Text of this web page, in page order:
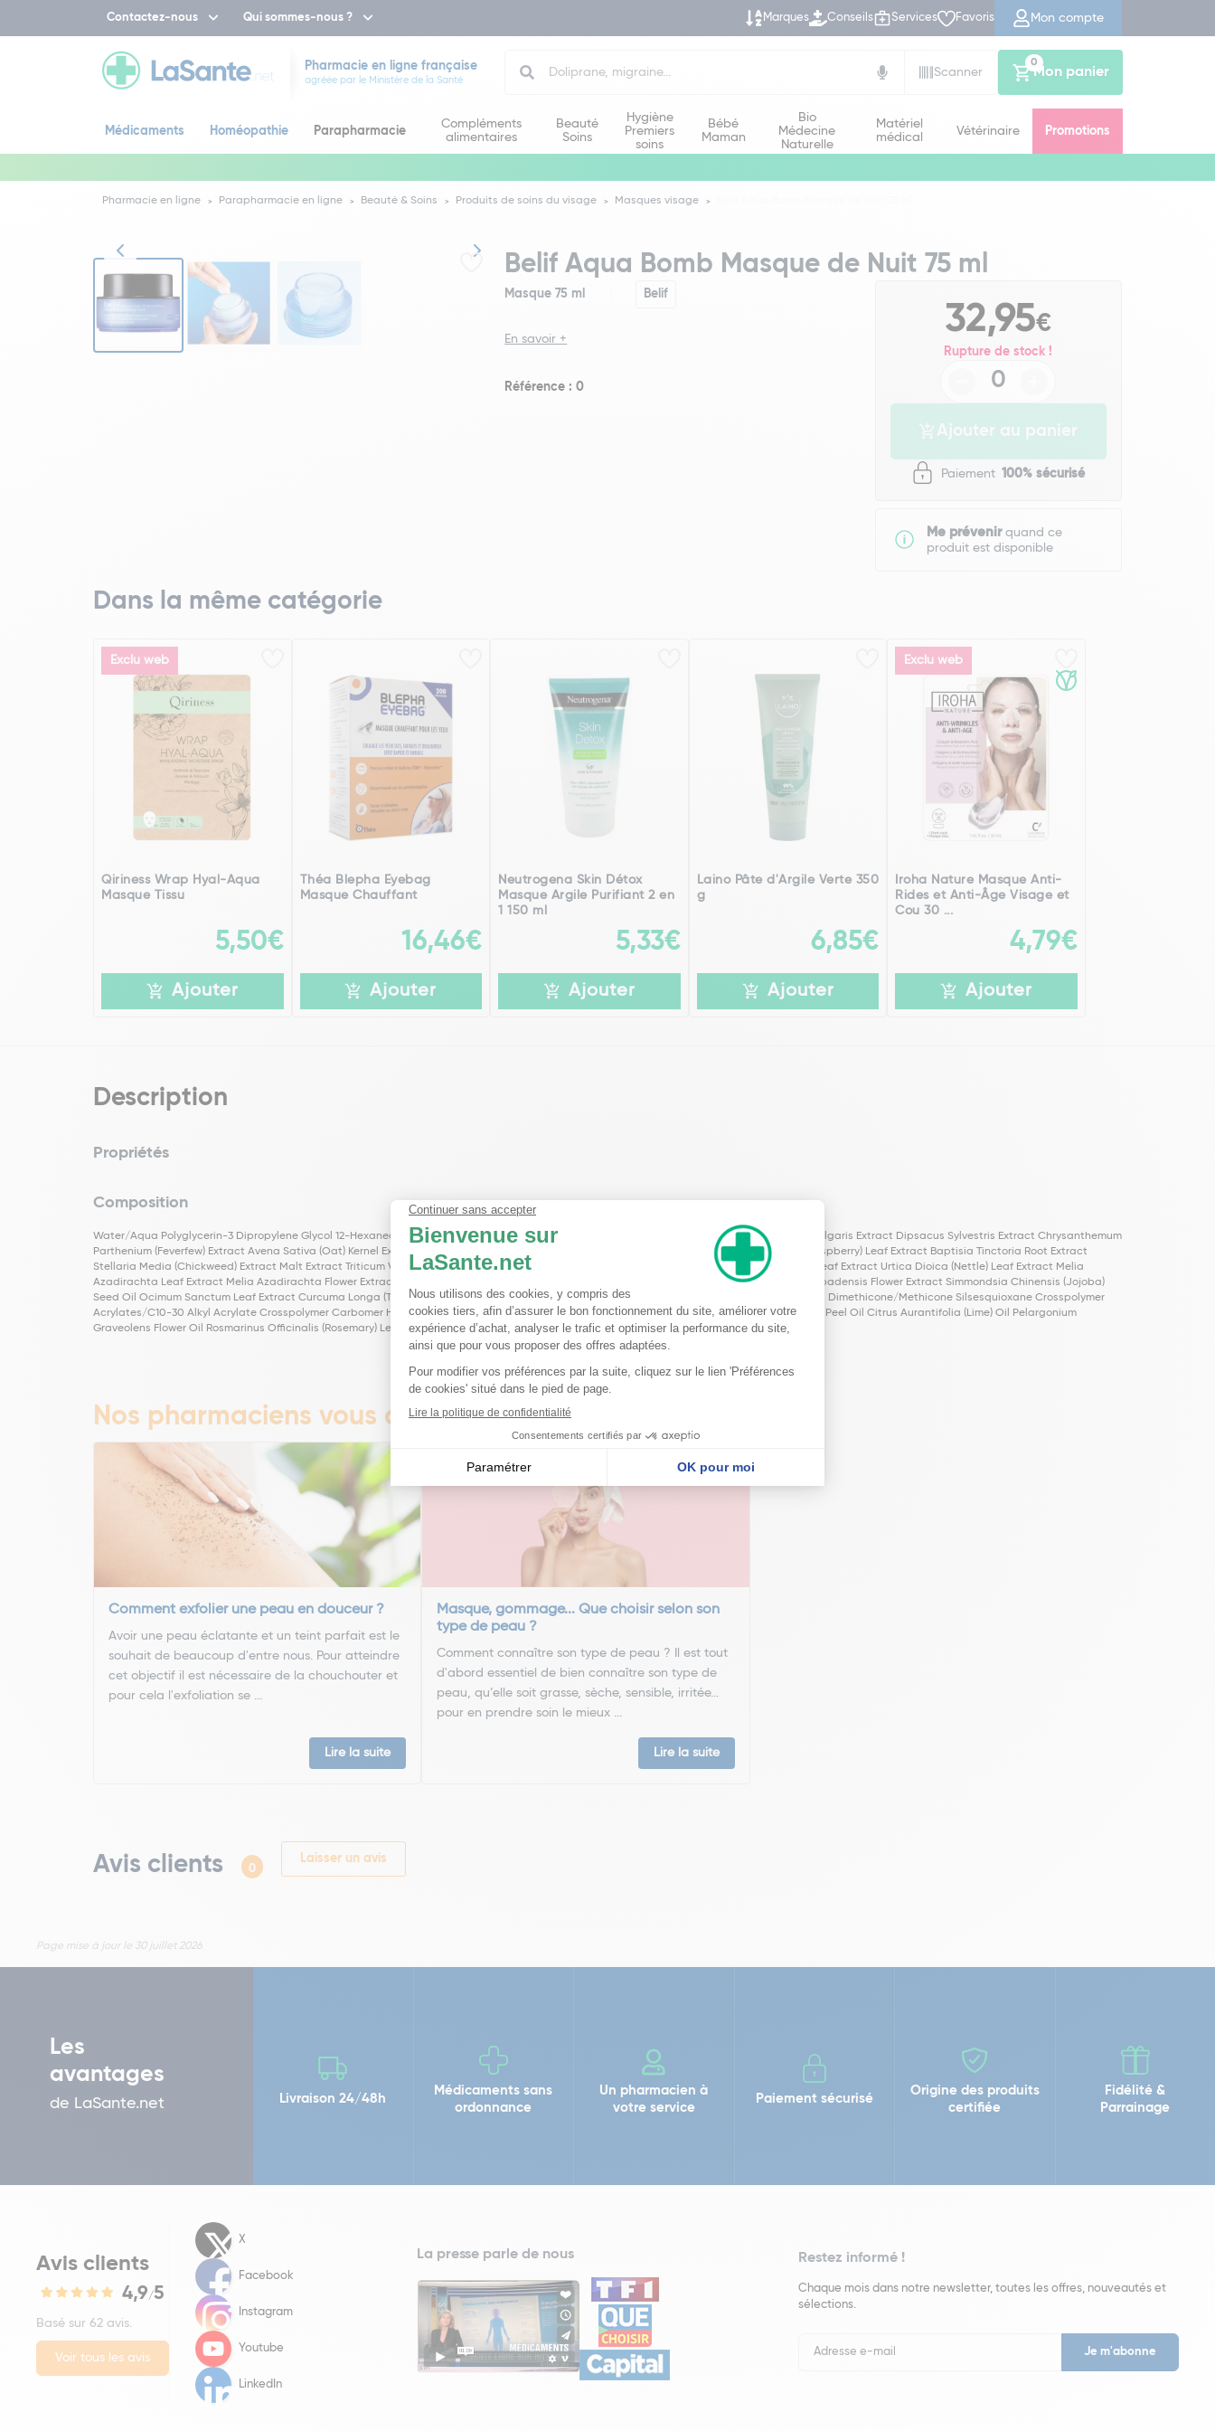
Contactez-nous Qui sommes-nous ? Marques Conseils Services Favoris Mon compte
Pharmacie en ligne française
agréée par le Ministère de la Santé
Scanner
Mon panier
0
Médicaments Homéopathie Parapharmacie
Compléments
alimentaires
Beauté
Soins
Hygiène
Premiers
soins
Bébé
Maman
Bio
Médecine
Naturelle
Matériel
médical
Vétérinaire Promotions
Pharmacie en ligne Parapharmacie en ligne Beauté & Soins Produits de soins du visage Masques visage
Belif Aqua Bomb Masque de Nuit 75 ml
Masque 75 ml Belif
En savoir +
Référence : 0
32,95€
Rupture de stock !
Ajouter au panier
Paiement 100% sécurisé
Me prévenirquand ce
produit est disponible
Dans la même catégorie
Exclu web
Qiriness Wrap Hyal-Aqua
Masque Tissu
5,50€
Ajouter
Théa Blepha Eyebag
Masque Chauffant
16,46€
Ajouter
Neutrogena Skin Détox
Masque Argile Purifiant 2 en
1 150 ml
5,33€
Ajouter
Laino Pâte d'Argile Verte 350
g
6,85€
Ajouter
Exclu web
Iroha Nature Masque Anti-
Rides et Anti-Âge Visage et
Cou 30 ...
4,79€
Ajouter
Description
Propriétés
Composition
Water/Aqua Polyglycerin-3 Dipropylene Glycol 12-Hexanediol Dimethicone PEG-240/HDI Copolymer Bis-Decyltetradeceth-20 Ether Calluna Vulgaris Extract Dipsacus Sylvestris Extract Chrysanthemum
Parthenium (Feverfew) Extract Avena Sativa (Oat) Kernel Extract Calendula Officinalis Flower Extract Nepeta Cataria Extract Rubus Idaeus (Raspberry) Leaf Extract Baptisia Tinctoria Root Extract
Stellaria Media (Chickweed) Extract Malt Extract Triticum Vulgare (Wheat) Sprout Extract Alchemilla Vulgaris Leaf Extract Equisetum Arvense Leaf Extract Urtica Dioica (Nettle) Leaf Extract Melia
Azadirachta Leaf Extract Melia Azadirachta Flower Extract Coccinia Indica Fruit Extract Solanum Melongena (Eggplant) Fruit Extract Aloe Barbadensis Flower Extract Simmondsia Chinensis (Jojoba)
Seed Oil Ocimum Sanctum Leaf Extract Curcuma Longa (Turmeric) Root Extract Corallina Officinalis Extract Panthenol Tocopheryl Acetate Vinyl Dimethicone/Methicone Silsesquioxane Crosspolymer
Acrylates/C10-30 Alkyl Acrylate Crosspolymer Carbomer Hydroxyethylcellulose Trisodium EDTA Tromethamine Citrus Aurantium Dulcis (Orange) Peel Oil Citrus Aurantifolia (Lime) Oil Pelargonium
Graveolens Flower Oil Rosmarinus Officinalis (Rosemary) Leaf Oil Citral Citronellol Geraniol Limonene Linalool
Nos pharmaciens vous conseillent
Comment exfolier une peau en douceur ?
Avoir une peau éclatante et un teint parfait est le
souhait de beaucoup d'entre nous. Pour atteindre
cet objectif il est nécessaire de la chouchouter et
pour cela l'exfoliation se ...
Lire la suite
Masque, gommage... Que choisir selon son
type de peau ?
Comment connaître son type de peau ? Il est tout
d'abord essentiel de bien connaître son type de
peau, qu’elle soit grasse, sèche, sensible, irritée...
pour en prendre soin le mieux ...
Lire la suite
Avis clients 0
Laisser un avis
Page mise à jour le 30 juillet 2026
Les
avantages
de LaSante.net Livraison 24/48h
Médicaments sans
ordonnance
Un pharmacien à
votre service
Paiement sécurisé
Origine des produits
certifiée
Fidélité &
Parrainage
Avis clients
4,9/5
Basé sur 62 avis.
Voir tous les avis
X
Facebook
Instagram
Youtube
LinkedIn
La presse parle de nous Restez informé !
Chaque mois dans notre newsletter, toutes les offres, nouveautés et
sélections.
Newsletter